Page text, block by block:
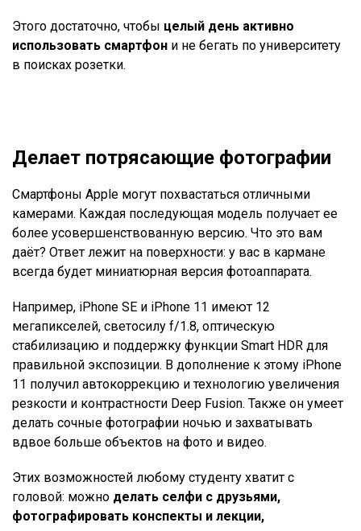
Этого достаточно, чтобы целый день активно
использовать смартфон и не бегать по университету
в поисках розетки.
Делает потрясающие фотографии
Смартфоны Apple могут похвастаться отличными
камерами. Каждая последующая модель получает ее
более усовершенствованную версию. Что это вам
даёт? Ответ лежит на поверхности: у вас в кармане
всегда будет миниатюрная версия фотоаппарата.
Например, iPhone SE и iPhone 11 имеют 12
мегапикселей, светосилу f/1.8, оптическую
стабилизацию и поддержку функции Smart HDR для
правильной экспозиции. В дополнение к этому iPhone
11 получил автокоррекцию и технологию увеличения
резкости и контрастности Deep Fusion. Также он умеет
делать сочные фотографии ночью и захватывать
вдвое больше объектов на фото и видео.
Этих возможностей любому студенту хватит с
головой: можно делать селфи с друзьями,
фотографировать конспекты и лекции,